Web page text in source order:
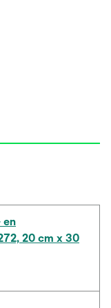
en
20 cm x 30